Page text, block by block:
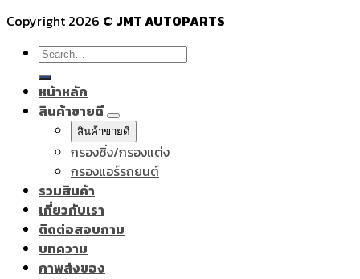
Copyright 2026 © JMT AUTOPARTS
Search
for:
หน้าหลัก
สินค้าขายดี
สินค้าขายดี
กรองซิ่ง/กรองแต่ง
กรองแอร์รถยนต์
รวมสินค้า
เกี่ยวกับเรา
ติดต่อสอบถาม
บทความ
ภาพส่งของ